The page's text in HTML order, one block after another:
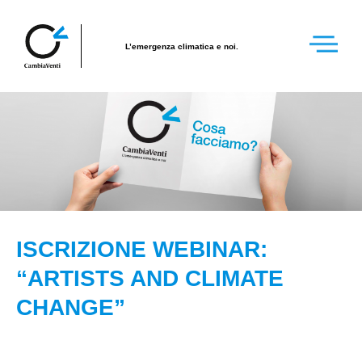
L’emergenza climatica e noi.
ISCRIZIONE WEBINAR:
“ARTISTS AND CLIMATE
CHANGE”